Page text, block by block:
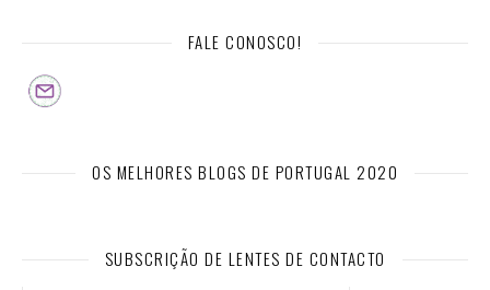
FALE CONOSCO!
OS MELHORES BLOGS DE PORTUGAL 2020
SUBSCRIÇÃO DE LENTES DE CONTACTO